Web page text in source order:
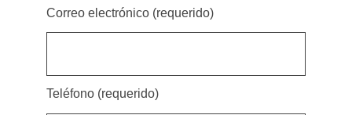
Correo electrónico (requerido)
Teléfono (requerido)